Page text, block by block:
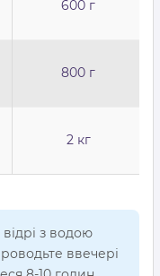
600 г
800 г
2 кг
з водою
ввечері